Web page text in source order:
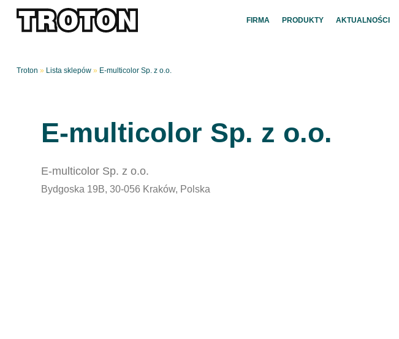
FIRMA PRODUKTY AKTUALNOŚCI
Troton » Lista sklepów» E-multicolor Sp. z o.o.
E-multicolor Sp. z o.o.
E-multicolor Sp. z o.o.
Bydgoska 19B, 30-056 Kraków, Polska